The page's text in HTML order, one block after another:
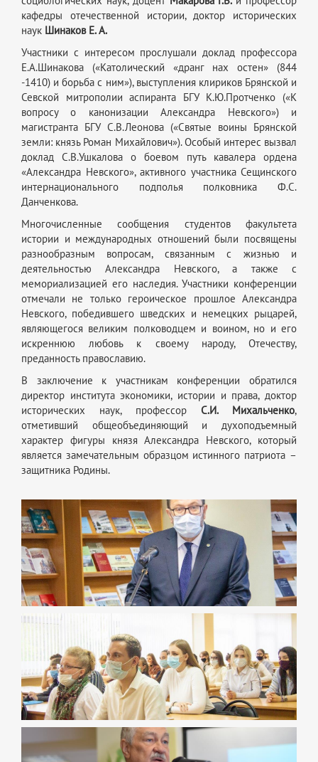
кафедры отечественной истории, доктор исторических
наук Шинаков Е. А.
Участники с интересом прослушали доклад профессора
Е.А.Шинакова («Католический «дранг нах остен» (844
-1410) и борьба с ним»), выступления клириков Брянской и
Севской митрополии аспиранта БГУ
К.Ю.Протченко («К
вопросу о канонизации Александра Невского») и
магистранта БГУ С.В.Леонова («Святые воины Брянской
земли: князь Роман Михайлович»). Особый интерес вызвал
доклад С.В.Ушкалова о боевом путь кавалера ордена
«Александра Невского», активного участника Сещинского
интернационального подполья полковника Ф.С.
Данченкова.
Многочисленные сообщения студентов факультета
истории и международных отношений были посвящены
разнообразным вопросам, связанным с жизнью и
деятельностью Александра Невского, а также с
мемориализацией его наследия. Участники конференции
отмечали не только героическое прошлое Александра
Невского, победившего шведских и немецких рыцарей,
являющегося великим полководцем и воином, но и его
искреннюю любовь к своему народу, Отечеству,
преданность православию.
В заключение к участникам конференции обратился
директор института экономики, истории и права, доктор
исторических наук, профессор С.И. Михальченко,
отметивший общеобъединяющий и духоподъемный
характер фигуры князя Александра Невского, который
является замечательным образцом истинного патриота –
защитника Родины.